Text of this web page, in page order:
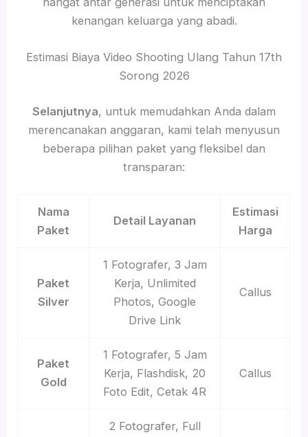
kenangan keluarga yang abadi.
Estimasi Biaya Video Shooting Ulang Tahun 17th
Sorong 2026
Selanjutnya, untuk memudahkan Anda dalam
merencanakan anggaran, kami telah menyusun
beberapa pilihan paket yang fleksibel dan
transparan:
Nama
Paket
Detail Layanan
Estimasi
Harga
Paket
Silver
1 Fotografer, 3 Jam
Kerja, Unlimited
Photos, Google
Drive Link
Callus
Paket
Gold
1 Fotografer, 5 Jam
Kerja, Flashdisk, 20
Foto Edit, Cetak 4R
Callus
2 Fotografer, Full